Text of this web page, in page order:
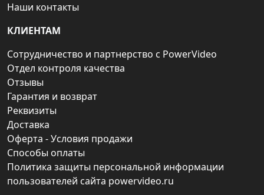
Наши контакты
КЛИЕНТАМ
Сотрудничество и партнерство с PowerVideo
Отдел контроля качества
Отзывы
Гарантия и возврат
Реквизиты
Доставка
Оферта - Условия продажи
Способы оплаты
Политика защиты персональной информации
пользователей сайта powervideo.ru